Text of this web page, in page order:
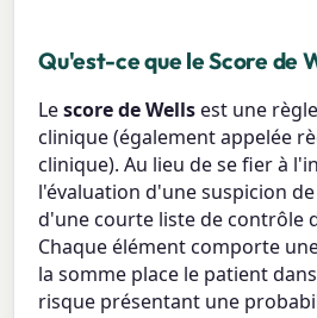
Qu'est-ce que le Score de
Lescore de Wellsest une
clinique (également appelée
clinique). Au lieu de se fier à
l'évaluation d'une suspicion
d'une courte liste de contrôle
Chaque élément comporte
la somme place le patient
risque présentant une